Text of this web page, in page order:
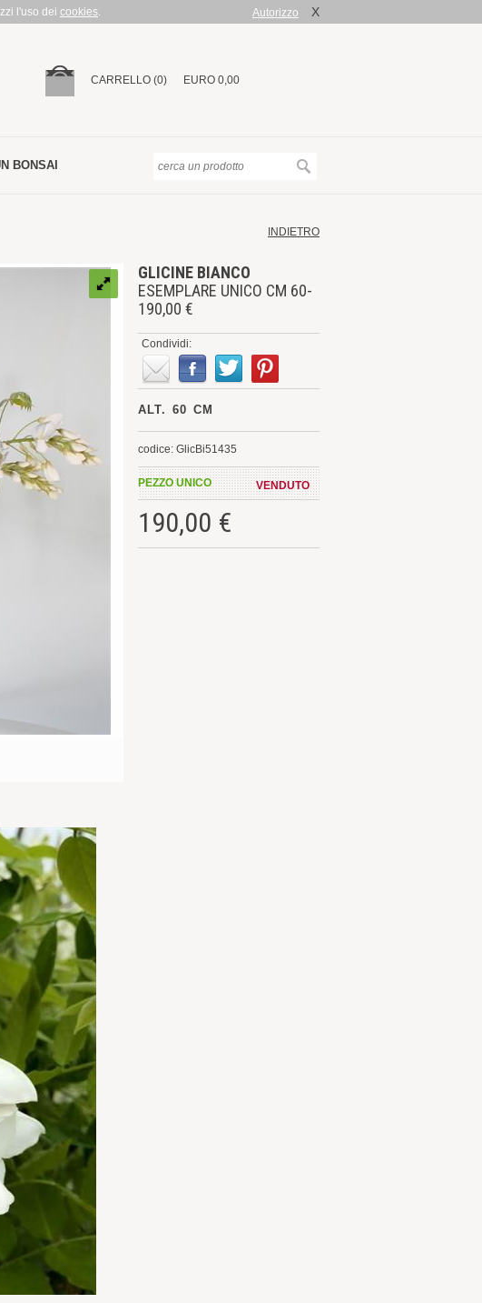
l'uso dei cookies. Autorizzo X
CARRELLO (0) EURO 0,00
BONSAI
INDIETRO
GLICINE BIANCO
ESEMPLARE UNICO CM 60-
190,00 €
Condividi:
ALT. 60 CM
codice: GlicBi51435
PEZZO UNICO
190,00 €
VENDUTO